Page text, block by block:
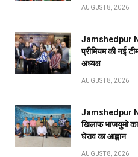
AUGUST 8, 2026
Jamshedpur
प्रीमियम की नई
अध्यक्ष
AUGUST 8, 2026
Jamshedpur
खिलाफ भाजयुमो
घेराव का आह्वान
AUGUST 8, 2026